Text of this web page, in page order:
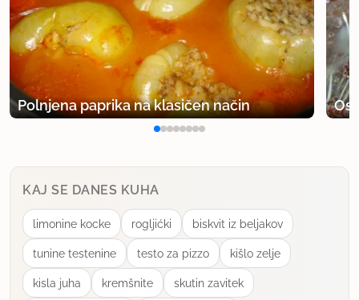
Polnjena paprika na klasičen način
KAJ SE DANES KUHA
limonine kocke rogljićki biskvit iz beljakov
tunine testenine testo za pizzo kišlo zelje
kisla juha kremšnite skutin zavitek